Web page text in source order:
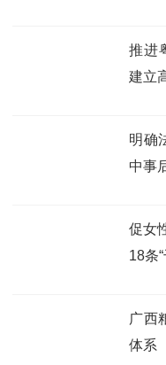
推进
建立
明确
中事
促女
18条
广西
体系